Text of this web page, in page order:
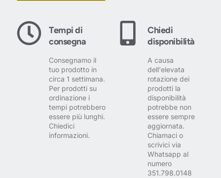
Tempi di
consegna
Consegnamo il
tuo prodotto in
circa 1 settimana.
Per prodotti su
ordinazione i
tempi potrebbero
essere più lunghi.
Chiedici
informazioni.
Chiedi
disponibilità
A causa
dell'elevata
rotazione dei
prodotti la
disponibilità
potrebbe non
essere sempre
aggiornata.
Chiamaci o
scrivici via
Whatsapp al
numero
351.798.0148